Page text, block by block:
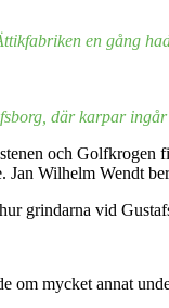
en gång
där karpar ingår
och Golfkrogen
Jan Wilhelm Wendt
grindarna vid
om mycket annat